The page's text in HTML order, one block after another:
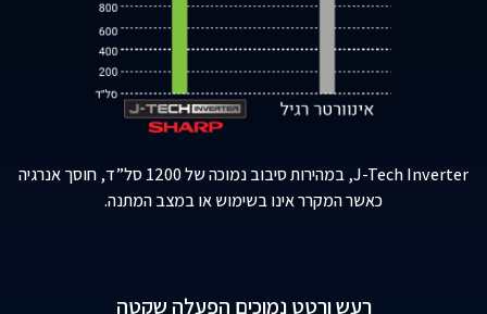
J-TechInverter,
במהירות סיבוב נמוכה של 1200 סל”ד, חוסך אנרגיה
כאשר המקרר אינו בשימוש או במצב המתנה.
רעש ורטט נמוכים הפעלה שקטה